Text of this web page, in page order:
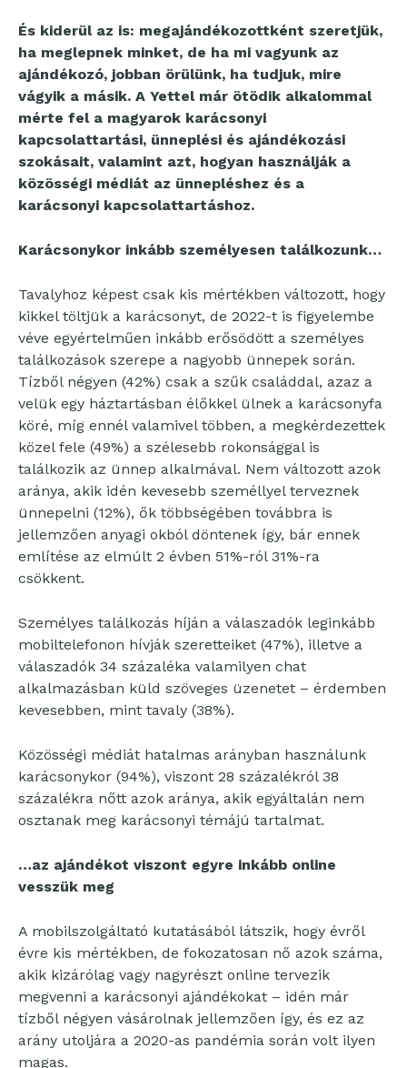
És kiderül az is: megajándékozottként szeretjük,
ha meglepnek minket, de ha mi vagyunk az
ajándékozó, jobban örülünk, ha tudjuk, mire
vágyik a másik. A Yettel már ötödik alkalommal
mérte fel a magyarok karácsonyi
kapcsolattartási, ünneplési és ajándékozási
szokásait, valamint azt, hogyan használják a
közösségi médiát az ünnepléshez és a
karácsonyi kapcsolattartáshoz.
Karácsonykor inkább személyesen találkozunk…
Tavalyhoz képest csak kis mértékben változott, hogy
kikkel töltjük a karácsonyt, de 2022-t is figyelembe
véve egyértelműen inkább erősödött a személyes
találkozások szerepe a nagyobb ünnepek során.
Tízből négyen (42%) csak a szűk családdal, azaz a
velük egy háztartásban élőkkel ülnek a karácsonyfa
köré, míg ennél valamivel többen, a megkérdezettek
közel fele (49%) a szélesebb rokonsággal is
találkozik az ünnep alkalmával. Nem változott azok
aránya, akik idén kevesebb személlyel terveznek
ünnepelni (12%), ők többségében továbbra is
jellemzően anyagi okból döntenek így, bár ennek
említése az elmúlt 2 évben 51%-ról 31%-ra
csökkent.
Személyes találkozás híján a válaszadók leginkább
mobiltelefonon hívják szeretteiket (47%), illetve a
válaszadók 34 százaléka valamilyen chat
alkalmazásban küld szöveges üzenetet – érdemben
kevesebben, mint tavaly (38%).
Közösségi médiát hatalmas arányban használunk
karácsonykor (94%), viszont 28 százalékról 38
százalékra nőtt azok aránya, akik egyáltalán nem
osztanak meg karácsonyi témájú tartalmat.
…az ajándékot viszont egyre inkább online
vesszük meg
A mobilszolgáltató kutatásából látszik, hogy évről
évre kis mértékben, de fokozatosan nő azok száma,
akik kizárólag vagy nagyrészt online tervezik
megvenni a karácsonyi ajándékokat – idén már
tízből négyen vásárolnak jellemzően így, és ez az
arány utoljára a 2020-as pandémia során volt ilyen
magas.